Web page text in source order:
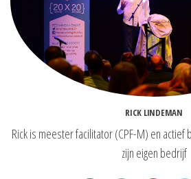
RICK LINDEMAN
Rick is meester facilitator (CPF-M) en actief
zijn eigen bedrijf